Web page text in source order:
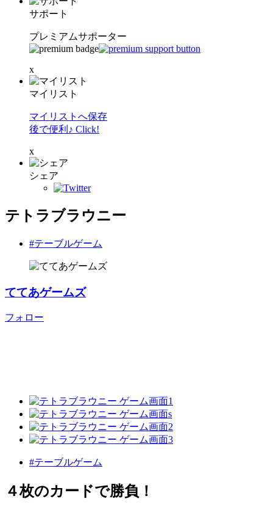
サポート
プレミアムサポーター
x
マイリスト
マイリストへ保存
後で便利♪ Click!
x
シェア
テトラブラウニー
#テーブルゲーム
ててあゲームズ
フォロー
#テーブルゲーム
４枚のカードで勝負！